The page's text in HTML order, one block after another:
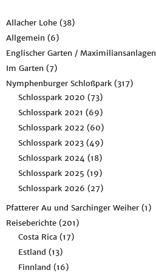
Allacher Lohe (38)
Allgemein (6)
Englischer Garten / Maximiliansanlagen
Im Garten (7)
Nymphenburger Schloßpark (317)
Schlosspark 2020 (73)
Schlosspark 2021 (69)
Schlosspark 2022 (60)
Schlosspark 2023 (49)
Schlosspark 2024 (18)
Schlosspark 2025 (19)
Schlosspark 2026 (27)
Pfatterer Au und Sarchinger Weiher (1)
Reiseberichte (201)
Costa Rica (17)
Estland (13)
Finnland (16)